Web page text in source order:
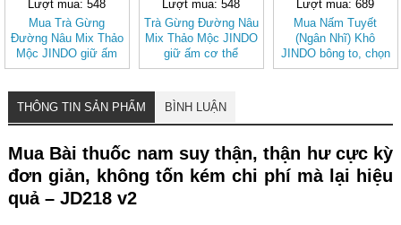
Lượt mua: 548
Mua Trà Gừng
Đường Nâu Mix Thảo
Mộc JINDO giữ ấm
cơ thể, tốt cho sức
Lượt mua: 548
Trà Gừng Đường Nâu
Mix Thảo Mộc JINDO
giữ ấm cơ thể
Lượt mua: 689
Mua Nấm Tuyết
(Ngân Nhĩ) Khô
JINDO bông to, chọn
lọc tốt cho sức khỏe
THÔNG TIN SẢN PHẨM BÌNH LUẬN
Mua Bài thuốc nam suy thận, thận hư cực kỳ
đơn giản, không tốn kém chi phí mà lại hiệu
quả – JD218 v2